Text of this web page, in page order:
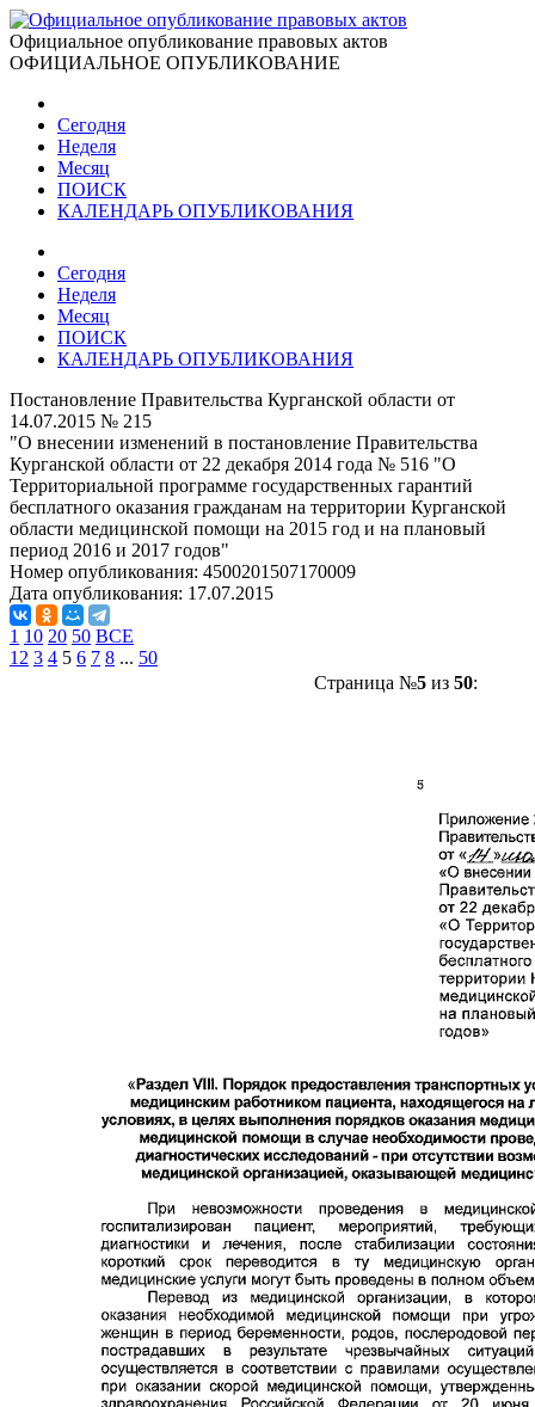
Официальное опубликование правовых актов
ОФИЦИАЛЬНОЕ ОПУБЛИКОВАНИЕ
Сегодня
Неделя
Месяц
ПОИСК
КАЛЕНДАРЬ ОПУБЛИКОВАНИЯ
Сегодня
Неделя
Месяц
ПОИСК
КАЛЕНДАРЬ ОПУБЛИКОВАНИЯ
Постановление Правительства Курганской области от
14.07.2015 № 215
"О внесении изменений в постановление Правительства
Курганской области от 22 декабря 2014 года № 516 "О
Территориальной программе государственных гарантий
бесплатного оказания гражданам на территории Курганской
области медицинской помощи на 2015 год и на плановый
период 2016 и 2017 годов"
Номер опубликования: 4500201507170009
Дата опубликования: 17.07.2015
1 10 20 50 ВСЕ
1 2 3 4 5 6 7 8 ... 50
Страница №5из 50: